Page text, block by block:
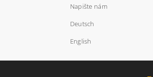
Napište nám
Deutsch
English